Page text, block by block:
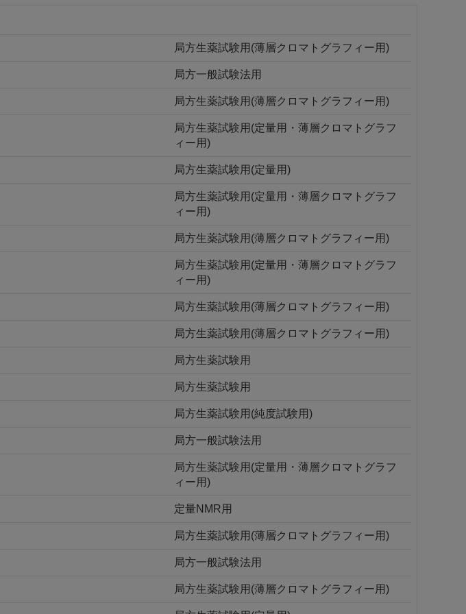
局方生薬試験用(薄層クロマトグラフィー用)
局方一般試験法用
局方生薬試験用(薄層クロマトグラフィー用)
局方生薬試験用(定量用・薄層クロマトグラフ
ィー用)
局方生薬試験用(定量用)
局方生薬試験用(定量用・薄層クロマトグラフ
ィー用)
局方生薬試験用(薄層クロマトグラフィー用)
局方生薬試験用(定量用・薄層クロマトグラフ
ィー用)
局方生薬試験用(薄層クロマトグラフィー用)
局方生薬試験用(薄層クロマトグラフィー用)
局方生薬試験用
局方生薬試験用
局方生薬試験用(純度試験用)
局方一般試験法用
局方生薬試験用(定量用・薄層クロマトグラフ
ィー用)
定量NMR用
局方生薬試験用(薄層クロマトグラフィー用)
局方一般試験法用
局方生薬試験用(薄層クロマトグラフィー用)